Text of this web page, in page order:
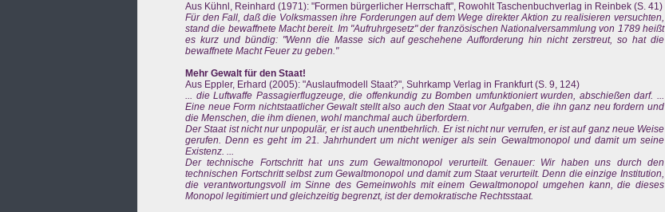
Aus Kühnl, Reinhard (1971): "Formen bürgerlicher Herrschaft", Rowohlt Taschenbuchverlag in Reinbek (S. 41)
Für den Fall, daß die Volksmassen ihre Forderungen auf dem Wege direkter Aktion zu realisieren versuchten,
stand die bewaffnete Macht bereit. Im "Aufruhrgesetz" der französischen Nationalversammlung von 1789 heißt
es kurz und bündig: "Wenn die Masse sich auf geschehene Aufforderung hin nicht zerstreut, so hat die
bewaffnete Macht Feuer zu geben."
Mehr Gewalt für den Staat!
Aus Eppler, Erhard (2005): "Auslaufmodell Staat?", Suhrkamp Verlag in Frankfurt (S. 9, 124)
... die Luftwaffe Passagierflugzeuge, die offenkundig zu Bomben umfunktioniert wurden, abschießen darf. ...
Eine neue Form nichtstaatlicher Gewalt stellt also auch den Staat vor Aufgaben, die ihn ganz neu fordern und
die Menschen, die ihm dienen, wohl manchmal auch überfordern.
Der Staat ist nicht nur unpopulär, er ist auch unentbehrlich. Er ist nicht nur verrufen, er ist auf ganz neue Weise
gerufen. Denn es geht im 21. Jahrhundert um nicht weniger als sein Gewaltmonopol und damit um seine
Existenz. ...
Der technische Fortschritt hat uns zum Gewaltmonopol verurteilt. Genauer: Wir haben uns durch den
technischen Fortschritt selbst zum Gewaltmonopol und damit zum Staat verurteilt. Denn die einzige Institution,
die verantwortungsvoll im Sinne des Gemeinwohls mit einem Gewaltmonopol umgehen kann, die dieses
Monopol legitimiert und gleichzeitig begrenzt, ist der demokratische Rechtsstaat.